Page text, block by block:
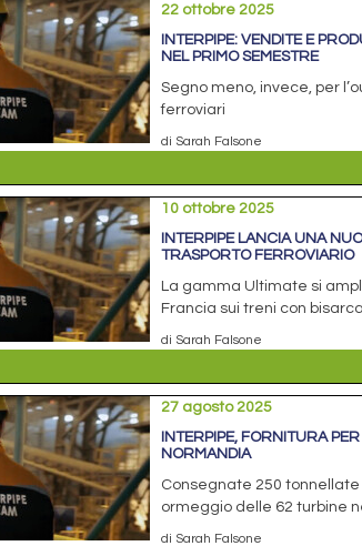
22 ottobre 2025
INTERPIPE: VENDITE E
NEL PRIMO SEMESTRE
Segno meno, invece, per
ferroviari
di Sarah Falsone
10 ottobre 2025
INTERPIPE LANCIA UNA
TRASPORTO FERROVIARIO
La gamma Ultimate si
Francia sui treni con bisarca
di Sarah Falsone
27 agosto 2025
INTERPIPE, FORNITURA
NORMANDIA
Consegnate 250
ormeggio delle 62 turbine
di Sarah Falsone